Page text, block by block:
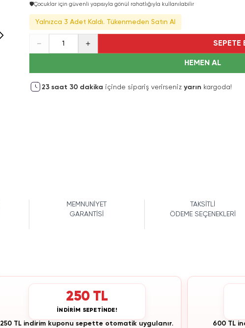
🛡️Çocuklar için güvenli yapısıyla gönül rahatlığıyla kullanılabilir
Yalnızca 3 Adet Kaldı. Tükenmeden Satın Al
1 SEPETE
HEMEN AL
23saat 30dakika içinde sipariş verirseniz yarın kargoda!
MEMNUNİYET
GARANTİSİ
TAKSİTLİ
ÖDEME SEÇENEKLERİ
250 TL
İNDİRİM SEPETİNDE!
250 TL indirim kuponu sepette otomatik uygulanır.
600 TL